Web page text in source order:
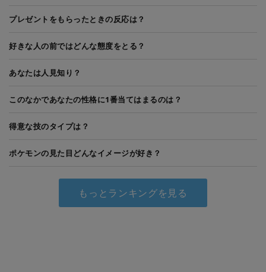
プレゼントをもらったときの反応は？
好きな人の前ではどんな態度をとる？
あなたは人見知り？
このなかであなたの性格に1番当てはまるのは？
得意な技のタイプは？
ポケモンの見た目どんなイメージが好き？
もっとランキングを見る